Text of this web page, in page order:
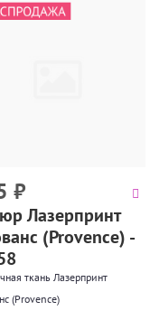
₽
Лазерпринт
(Provence) -
ткань Лазерпринт
(Provence)